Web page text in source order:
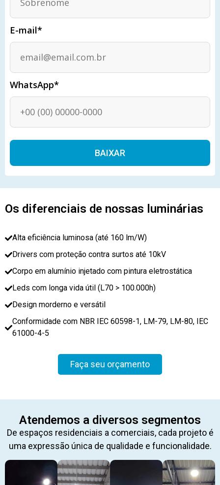
E-mail*
WhatsApp*
Os diferenciais de nossas luminárias
Alta eficiência luminosa (até 160 lm/W)
Drivers com proteção contra surtos até 10kV
Corpo em alumínio injetado com pintura eletrostática
Leds com longa vida útil (L70 > 100.000h)
Design morderno e versátil
Conformidade com NBR IEC 60598-1, LM-79, LM-80, IEC
61000-4-5
Faça seu orçamento
Atendemos a diversos segmentos
De espaços residenciais a comerciais, cada projeto é
uma expressão única de qualidade e funcionalidade.